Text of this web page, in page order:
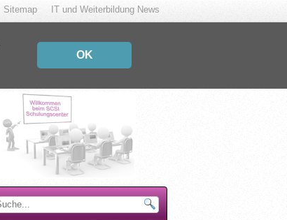
IT und Weiterbildung News
Sitemap
OK